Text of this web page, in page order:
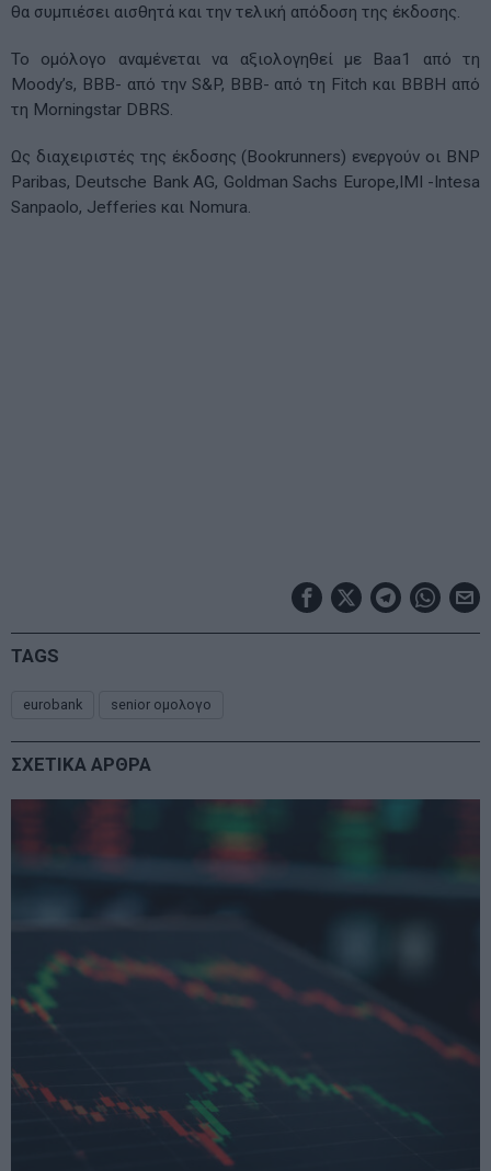
θα συμπιέσει αισθητά και την τελική απόδοση της έκδοσης.
Το ομόλογο αναμένεται να αξιολογηθεί με Baa1 από τη
Moody’s, BBB- από την S&P, BBB- από τη Fitch και BBBH από
τη Morningstar DBRS.
Ως διαχειριστές της έκδοσης (Bookrunners) ενεργούν οι BNP
Paribas, Deutsche Bank AG, Goldman Sachs Europe,ΙΜΙ -Intesa
Sanpaolo, Jefferies και Nomura.
TAGS
eurobank senior ομολογο
ΣΧΕΤΙΚΑ ΑΡΘΡΑ